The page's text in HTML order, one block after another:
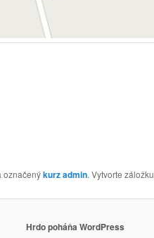
označenýkurzadmin. Vytvorte záložku
Hrdo poháňa WordPress